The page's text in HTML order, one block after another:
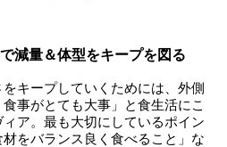
減量＆体型をキープを図る
をキープしていくためには、外側
事がとても大事」と食生活にこ
ア。最も大切にしているポイン
をバランス良く食べること」な